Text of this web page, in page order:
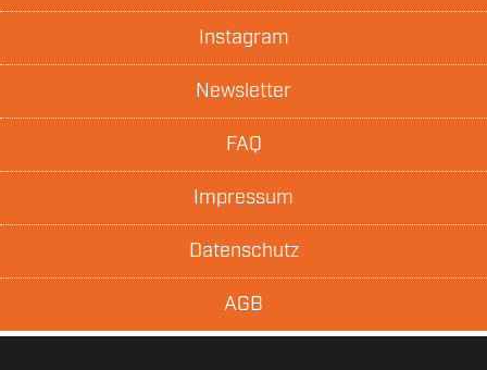
Instagram
Newsletter
FAQ
Impressum
Datenschutz
AGB